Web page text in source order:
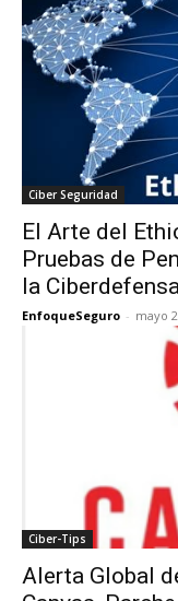
Ciber Seguridad
El Arte del
Pruebas de
la
EnfoqueSeguro - mayo
Ciber-Tips
Alerta Global